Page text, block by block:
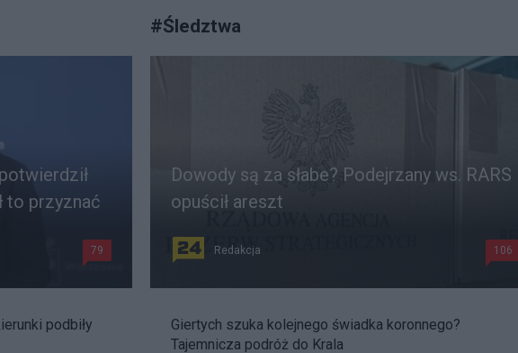
to przyznać
79
podbiły
#Śledztwa
Dowody są za słabe? Podejrzany ws. RARS
opuścił areszt
Redakcja 106
Giertych szuka kolejnego świadka koronnego?
Tajemnicza podróż do Krala